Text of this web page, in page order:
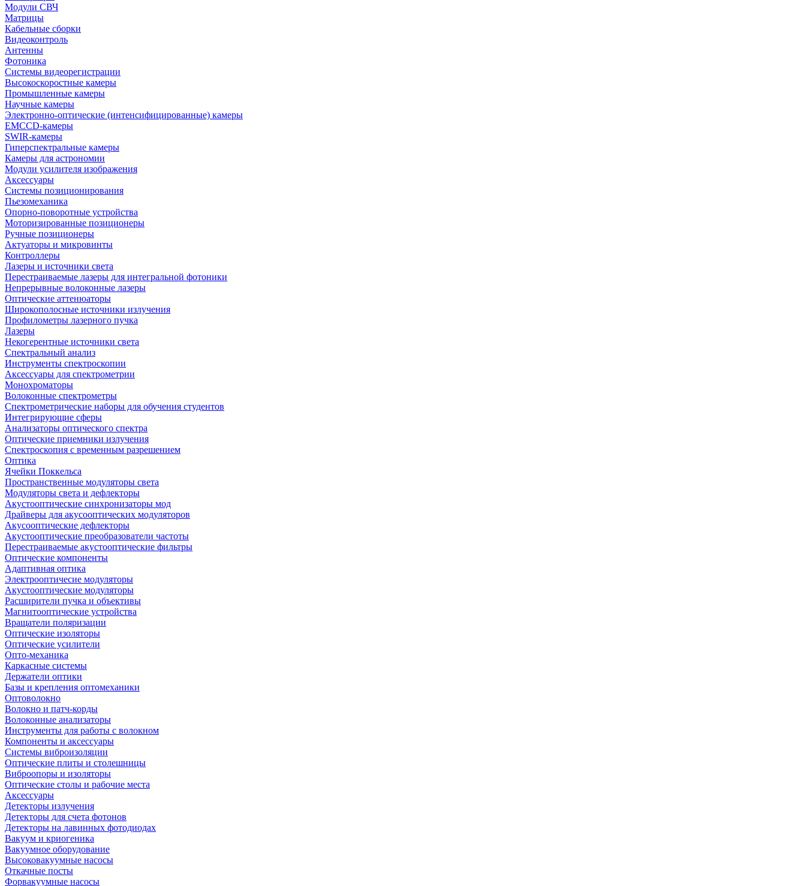
Модули СВЧ
Матрицы
Кабельные сборки
Видеоконтроль
Антенны
Фотоника
Cистемы видеорегистрации
Высокоскоростные камеры
Промышленные камеры
Научные камеры
Электронно-оптические (интенсифицированные) камеры
EMCCD-камеры
SWIR-камеры
Гиперспектральные камеры
Камеры для астрономии
Модули усилителя изображения
Аксессуары
Системы позиционирования
Пьезомеханика
Опорно-поворотные устройства
Моторизированные позиционеры
Ручные позиционеры
Актуаторы и микровинты
Контроллеры
Лазеры и источники света
Перестраиваемые лазеры для интегральной фотоники
Непрерывные волоконные лазеры
Оптические аттенюаторы
Широкополосные источники излучения
Профилометры лазерного пучка
Лазеры
Некогерентные источники света
Спектральный анализ
Инструменты спектроскопии
Аксессуары для спектрометрии
Монохроматоры
Волоконные спектрометры
Спектрометрические наборы для обучения студентов
Интегрирующие сферы
Анализаторы оптического спектра
Оптические приемники излучения
Спектроскопия с временным разрешением
Оптика
Ячейки Поккельса
Пространственные модуляторы света
Модуляторы света и дефлекторы
Акустооптические синхронизаторы мод
Драйверы для акусооптических модуляторов
Акусооптические дефлекторы
Акустооптические преобразователи частоты
Перестраиваемые акустооптические фильтры
Оптические компоненты
Адаптивная оптика
Электрооптичесие модуляторы
Акустооптические модуляторы
Расширители пучка и объективы
Магнитооптические устройства
Вращатели поляризации
Оптические изоляторы
Оптические усилители
Опто-механика
Каркасные системы
Держатели оптики
Базы и крепления оптомеханики
Оптоволокно
Волокно и патч-корды
Волоконные анализаторы
Инструменты для работы с волокном
Компоненты и аксессуары
Системы виброизоляции
Оптические плиты и столешницы
Виброопоры и изоляторы
Оптические столы и рабочие места
Аксессуары
Детекторы излучения
Детекторы для счета фотонов
Детекторы на лавинных фотодиодах
Вакуум и криогеника
Вакуумное оборудование
Высоковакуумные насосы
Откачные посты
Форвакуумные насосы